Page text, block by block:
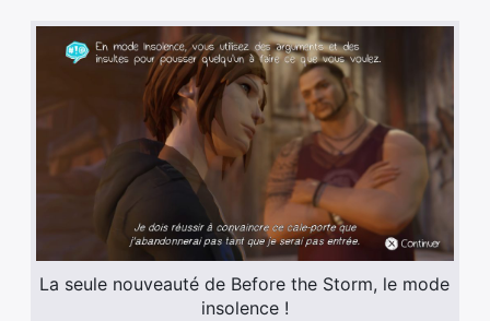
La seule nouveauté de Before the Storm, le mode
insolence !